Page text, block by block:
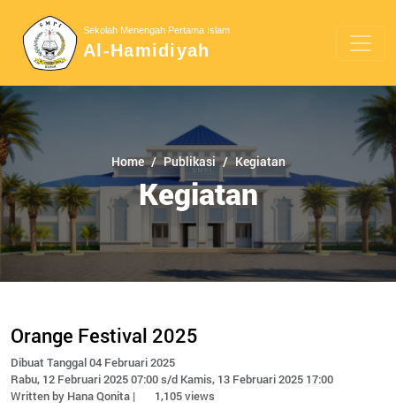
Sekolah Menengah Pertama Islam
Al-Hamidiyah
Home Publikasi Kegiatan
Kegiatan
Orange Festival 2025
Dibuat Tanggal 04 Februari 2025
Rabu, 12 Februari 2025 07:00 s/d Kamis, 13 Februari 2025 17:00
Written by Hana Qonita |
1,105 views